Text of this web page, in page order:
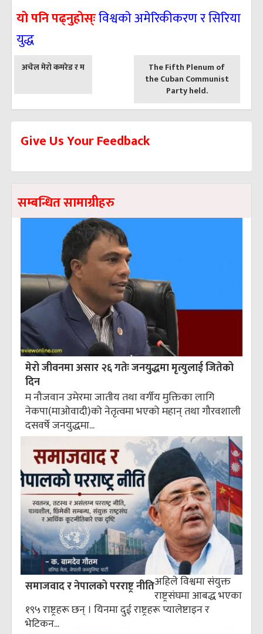
याे पनि पढ्नुहाेस्ःविश्वकाे अमेरिकीकरण र सिरिया
युद्ध
पछिल्लाे
अचेल मेरो कमरेड र म
अघिल्लाे
-
The Fifth Plenum of
the Cuban Communist
Party held.
Give Us Your Feedback
सम्बन्धित सामाग्रीहरु
मेरो जीवनमा असार २६ गतेः जनयुद्धमा मृत्युलाई जितेको
दिन
म नौजवान उमेरमा जातीय तथा वर्गीय मुक्तिका लागि
नेकपा(माओवादी)को नेतृत्वमा भएको महान् तथा गौरवशाली
दसवर्षे जनयुद्धमा...
समाजवाद र नेपालको परराष्ट्र नीतिअहिले विश्वमा संयुक्त
राष्ट्रसंघमा आबद्ध भएका
१९५ राष्ट्रहरू छन् । यिनमा दुई राष्ट्रहरू प्यालेष्टाइन र
भेटिकन...